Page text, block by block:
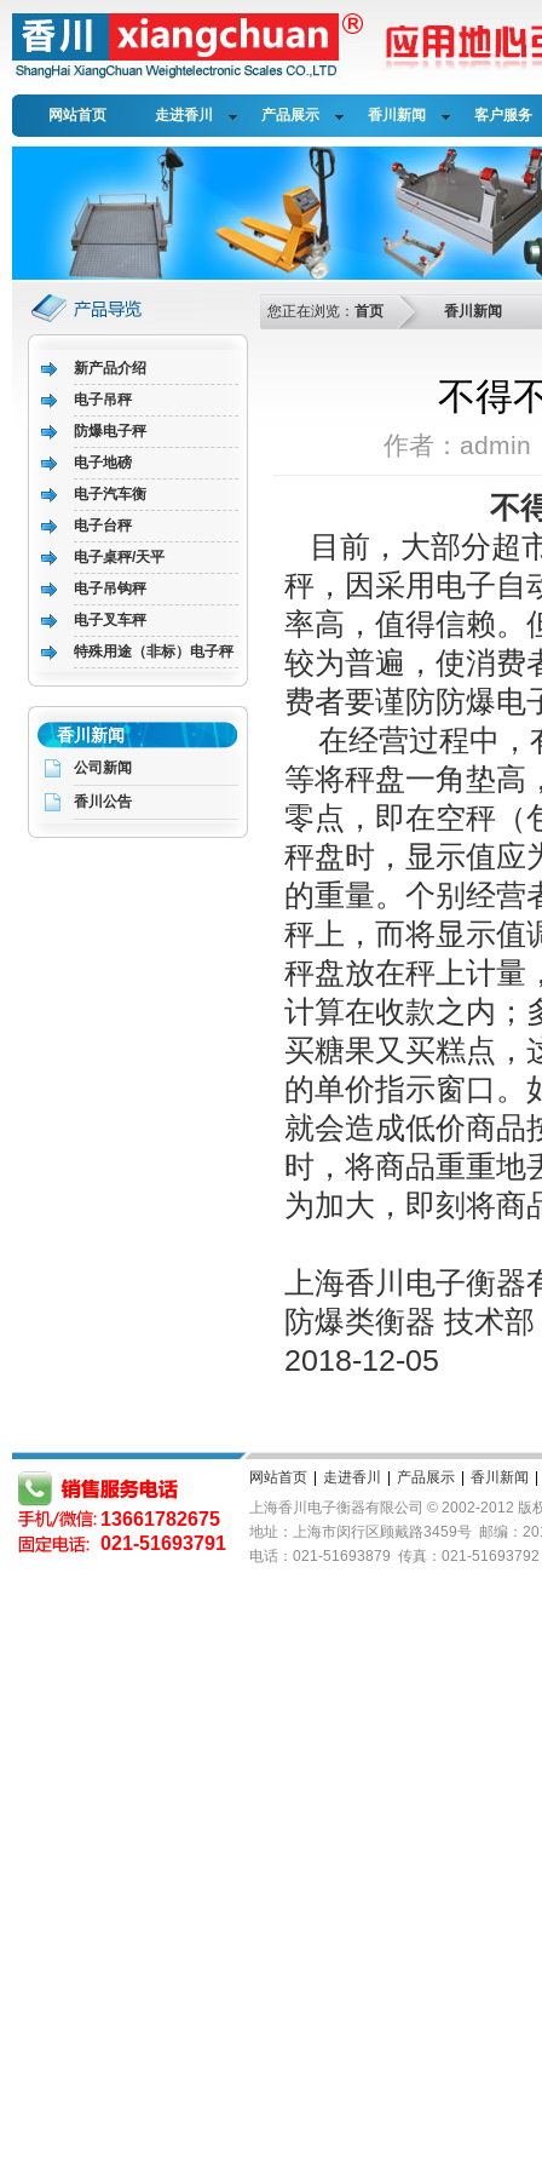
网站首页 走进香川 产品展示 香川新闻 客户服务
新产品介绍
电子吊秤
防爆电子秤
电子地磅
电子汽车衡
电子台秤
电子桌秤/天平
电子吊钩秤
电子叉车秤
特殊用途（非标）电子秤
香川新闻
公司新闻
香川公告
您正在浏览： 首页 香川新闻
不得
作者：
不
目前，大部分超
秤，因采用电子自
率高，值得信赖。
较为普遍，使消费
费者要谨防防爆电
在经营过程中，
等将秤盘一角垫高
零点，即在空秤（
秤盘时，显示值应
的重量。个别经营
秤上，而将显示值
秤盘放在秤上计量
计算在收款之内；
买糖果又买糕点，
的单价指示窗口。
就会造成低价商品
时，将商品重重地
为加大，即刻将商
上海香川电子衡器
防爆类衡器 技术部
2018-12-05
13661782675
021-51693791
网站首页 走进香川 产品展示 香川新闻
上海香川电子衡器有限公司 © 2002-2012 版
地址：上海市闵行区顾戴路3459号 邮编：
电话：021-51693879 传真：021-